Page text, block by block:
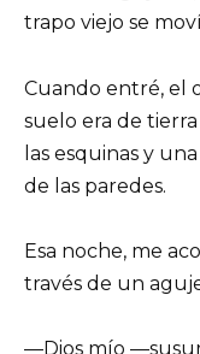
trapo viejo se
Cuando entré, el
suelo era de
las esquinas y
de las paredes.
Esa noche, me
través de un
—Dios mío